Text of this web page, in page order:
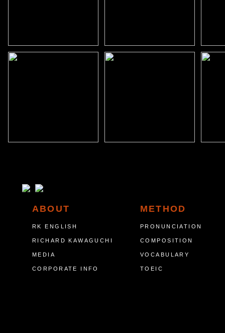
ABOUT
RK ENGLISH
RICHARD KAWAGUCHI
MEDIA
CORPORATE INFO
METHOD
PRONUNCIATION
COMPOSITION
VOCABULARY
TOEIC